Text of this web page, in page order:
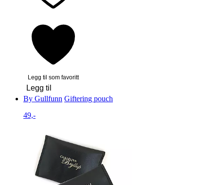
Legg til som favoritt
Legg til
By Gullfunn Giftering pouch
49,-